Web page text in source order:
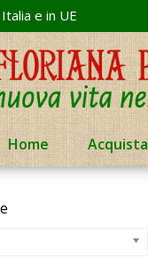
e in UE
Home Acquista